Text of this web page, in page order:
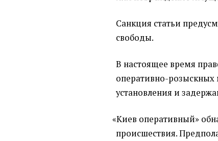
Санкция статьи
свободы.
В настоящее время
оперативно-
установления и
«Киев оперативный»
происшествия.